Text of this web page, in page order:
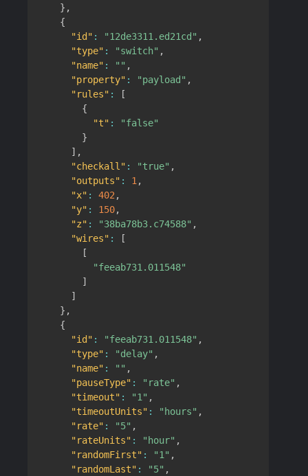
} ,
{
"id" : "12de3311.ed21cd" ,
"type" : "switch" ,
"name" : "" ,
"property" : "payload" ,
"rules" :
[
{
"t" :
"false"
}
] ,
"checkall" : "true" ,
"outputs" : 1 ,
"x" : 402 ,
"y" : 150,
"z" : "38ba78b3.c74588" ,
"wires" :
[
[
"feeab731.011548"
]
]
} ,
{
"id" : "feeab731.011548" ,
"type" : "delay" ,
"name" : "" ,
"pauseType" : "rate" ,
"timeout" : "1" ,
"timeoutUnits" : "hours" ,
"rate" : "5" ,
"rateUnits" : "hour" ,
"randomFirst" : "1" ,
"randomLast" : "5" ,